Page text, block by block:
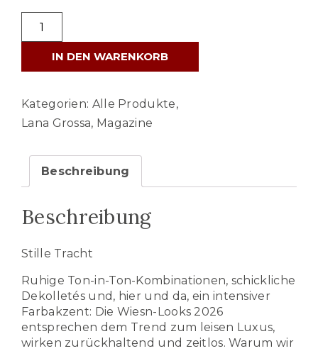
Lana
Grossa
TRACHTEN
9
-
2026
Menge
IN DEN WARENKORB
Kategorien: Alle Produkte,
Lana Grossa, Magazine
Beschreibung
Beschreibung
Stille Tracht
Ruhige Ton-in-Ton-Kombinationen, schickliche
Dekolletés und, hier und da, ein intensiver
Farbakzent: Die Wiesn-Looks 2026
entsprechen dem Trend zum leisen Luxus,
wirken zurückhaltend und zeitlos. Warum wir